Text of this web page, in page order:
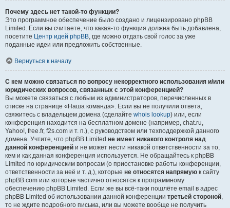
Почему здесь нет такой-то функции?
Это программное обеспечение было создано и лицензировано phpBB
Limited. Если вы считаете, что какая-то функция должна быть добавлена,
посетите Центр идей phpBB, где можно отдать свой голос за уже
поданные идеи или предложить собственные.
Вернуться к началу
С кем можно связаться по вопросу некорректного использования и/или
юридических вопросов, связанных с этой конференцией?
Вы можете связаться с любым из администраторов, перечисленных в
списке на странице «Наша команда». Если вы не получили ответа,
свяжитесь с владельцем домена (сделайте whois lookup) или, если
конференция находится на бесплатном домене (например, chat.ru,
Yahoo!, free.fr, f2s.com и т. п.), с руководством или техподдержкой данного
домена. Учтите, что phpBB Limited не имеет никакого контроля над
данной конференцией и не может нести никакой ответственности за то,
кем и как данная конференция используется. Не обращайтесь к phpBB
Limited по юридическим вопросам (о приостановке работы конференции,
ответственности за неё и т. д.), которые не относятся напрямую к сайту
phpBB.com или которые частично относятся к программному
обеспечению phpBB Limited. Если же вы всё-таки пошлёте email в адрес
phpBB Limited об использовании данной конференции третьей стороной,
то не ждите подробного письма, или вы можете вообще не получить